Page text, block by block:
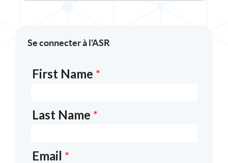
Se connecter à l'ASR